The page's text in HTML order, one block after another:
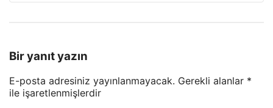
Bir yanıt yazın
E-posta adresiniz yayınlanmayacak. Gerekli alanlar *
ile işaretlenmişlerdir